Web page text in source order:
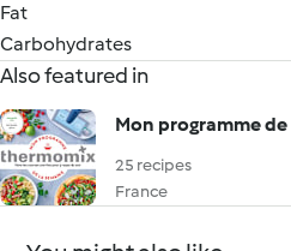
Fat
Carbohydrates
Also featured in
Mon programme
25 recipes
France